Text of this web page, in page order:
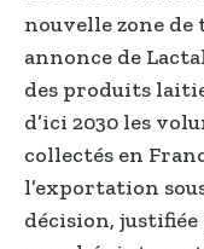
nouvelle zone de
annonce de
des produits
d’ici 2030 les
collectés en
l’exportation
décision,